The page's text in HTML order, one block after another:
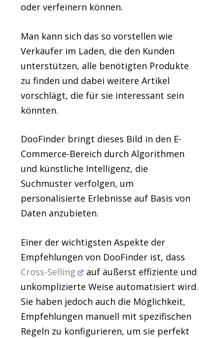
oder verfeinern können.
Man kann sich das so vorstellen wie
Verkäufer im Laden, die den Kunden
unterstützen, alle benötigten Produkte
zu finden und dabei weitere Artikel
vorschlägt, die für sie interessant sein
könnten.
DooFinder bringt dieses Bild in den E-
Commerce-Bereich durch Algorithmen
und künstliche Intelligenz, die
Suchmuster verfolgen, um
personalisierte Erlebnisse auf Basis von
Daten anzubieten.
Einer der wichtigsten Aspekte der
Empfehlungen von DooFinder ist, dass
Cross-Selling
auf äußerst effiziente und
unkomplizierte Weise automatisiert wird.
Sie haben jedoch auch die Möglichkeit,
Empfehlungen manuell mit spezifischen
Regeln zu konfigurieren, um sie perfekt